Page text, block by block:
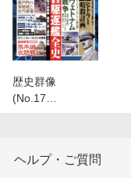
歴史群像
(No.17…
ヘルプ・ご質問